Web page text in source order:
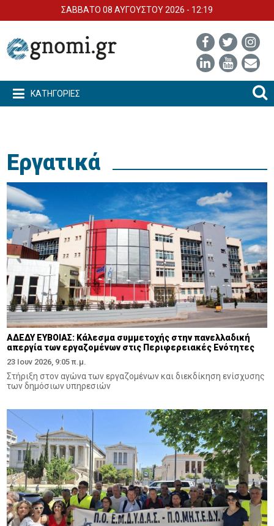
ΣΑΒΒΑΤΟ 08 ΑΥΓΟΥΣΤΟΥ 2026 - 12:19
ΚΑΤΗΓΟΡΙΕΣ
Εργατικά
ΑΔΕΔΥ ΕΥΒΟΙΑΣ: Κάλεσμα συμμετοχής στην πανελλαδική
απεργία των εργαζομένων στις Περιφερειακές Ενότητες
23 Ιουν 2026, 9:05 π.μ.
Στήριξη στον αγώνα των εργαζομένων και διεκδίκηση ενίσχυσης
των δημόσιων υπηρεσιών